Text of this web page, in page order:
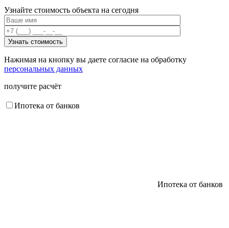
Узнайте стоимость объекта на сегодня
Нажимая на кнопку вы даете согласие на обработку
персональных данных
получите расчёт
Ипотека от банков
Ипотека от банков